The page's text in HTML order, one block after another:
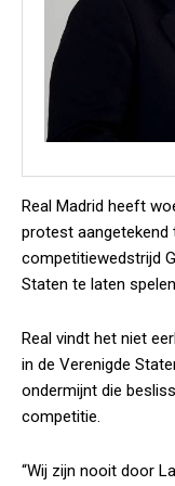
Real Madrid heeft
protest aangetekend
competitiewedstrijd
Staten te laten
Real vindt het niet
in de Verenigde
ondermijnt die
competitie.
“Wij zijn nooit door